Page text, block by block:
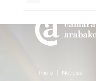
Inicio Noticias